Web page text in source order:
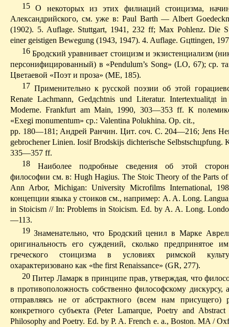
15О некоторых из этих филиаций стоицизма,
Александрийского, см. уже в: Paul Barth— Albert
(1902). 5. Auflage. Stuttgart, 1941, 232 ff; Max Pohlenz. Die
einer geistigen Bewegung (1943, 1947). 4. Auflage. Gцttingen,
16Бродский уравнивает стоицизм и экзистенциализм
персонифицированный) в «Pendulum’s Song» (LO, 67); ср.
Цветаевой «Поэт и проза» (ME, 185).
17 Применительно к русской поэзии об этой
Renate Lachmann, Gedдchtnis und Literatur.Intertextualitдt
Moderne. Frankfurt am Main, 1990, 303—353 ff.К
«Exegi monumentum» ср.: Valentina Polukhina. Оp. cit.,
pp. 180—181; Андрей Ранчин. Цит.соч. С. 204—216; Jens
gebrochener Linien. Iosif Brodskijs dichterische Selbstschцpfung.
335—357 ff.
18Наиболее подробные сведения об этой
философии см. в: Hugh Hagius.The Stoic Theory of the Parts
Ann Arbor, Michigan: University Microfilms International,
концепции языка у стоиков см., например: A. A. Long.
in Stoicism // In: Problems in Stoicism. Еd. by A. A. Long.
—113.
19Знаменательно, что Бродский ценил в Марке
оригинальность его суждений, сколько предпринятое
греческого стоицизма в условиях римской
охарактеризовано как «the first Renaissance» (GR, 277).
20Питер Ламарк в принципе прав, утверждая, что
в противопо­ложность соб­ственно философскому дискурсу,
отправляясь не от абстрактного (всем нам прису­щего)
конкретного субъекта (Peter Lamarque, Poetry and Abstract
Philosophy and Poetry. Еd. by P. A. French e. a., Boston.MA /